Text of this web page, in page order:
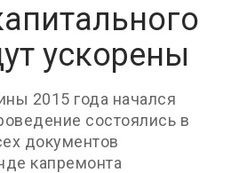
ускорены
2015 года начался
состоялись в
документов
капремонта